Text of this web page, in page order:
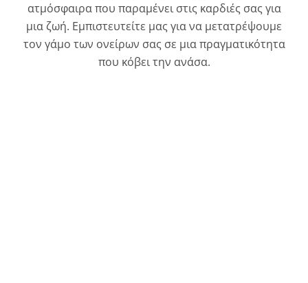
ατμόσφαιρα που παραμένει στις καρδιές σας για
μια ζωή. Εμπιστευτείτε μας για να μετατρέψουμε
τον γάμο των ονείρων σας σε μια πραγματικότητα
που κόβει την ανάσα.